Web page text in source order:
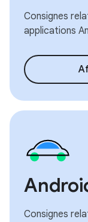
Consignes
applications
Consignes